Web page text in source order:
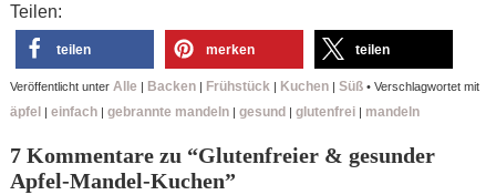
Teilen:
teilen merken teilen
Veröffentlicht unter Alle | Backen| Frühstück | Kuchen| Süß• Verschlagwortet mit
äpfel | einfach| gebrannte mandeln| gesund | glutenfrei| mandeln
7 Kommentare zu “Glutenfreier & gesunder
Apfel-Mandel-Kuchen”